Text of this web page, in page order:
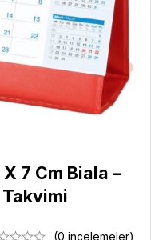
7 Cm Biala –
Takvimi
(0 incelemeler)